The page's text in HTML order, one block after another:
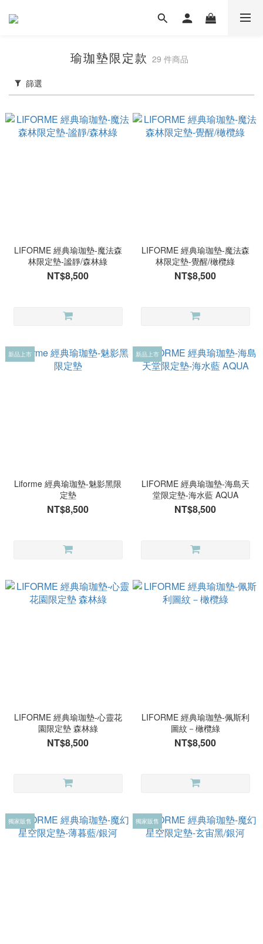
瑜珈墊限定款 29 件商品
篩選
LIFORME 經典瑜珈墊-魔法森
林限定墊-謐靜/森林綠
NT$8,500
LIFORME 經典瑜珈墊-魔法森
林限定墊-覺醒/橄欖綠
NT$8,500
新品上市
Liforme 經典瑜珈墊-魅影黑限
定墊
NT$8,500
新品上市
LIFORME 經典瑜珈墊-海島天
堂限定墊-海水藍 AQUA
NT$8,500
LIFORME 經典瑜珈墊-心靈花
園限定墊 森林綠
NT$8,500
LIFORME 經典瑜珈墊-佩斯利
圖紋－橄欖綠
NT$8,500
獨家販售 獨家販售